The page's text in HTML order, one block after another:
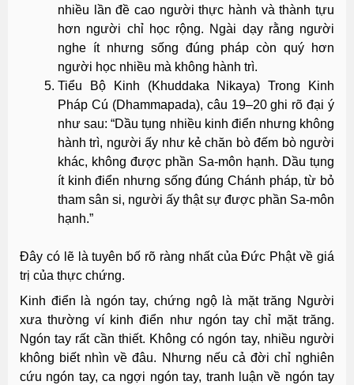
nhiều lần đề cao người thực hành và thành tựu
hơn người chỉ học rộng. Ngài dạy rằng người
nghe ít nhưng sống đúng pháp còn quý hơn
người học nhiều mà không hành trì.
Tiểu Bộ Kinh (Khuddaka Nikaya) Trong Kinh
Pháp Cú (Dhammapada), câu 19–20 ghi rõ đại ý
như sau: “Dầu tụng nhiều kinh điển nhưng không
hành trì, người ấy như kẻ chăn bò đếm bò người
khác, không được phần Sa-môn hạnh. Dầu tụng
ít kinh điển nhưng sống đúng Chánh pháp, từ bỏ
tham sân si, người ấy thật sự được phần Sa-môn
hạnh.”
Đây có lẽ là tuyên bố rõ ràng nhất của Đức Phật về giá
trị của thực chứng.
Kinh điển là ngón tay, chứng ngộ là mặt trăng Người
xưa thường ví kinh điển như ngón tay chỉ mặt trăng.
Ngón tay rất cần thiết. Không có ngón tay, nhiều người
không biết nhìn về đâu. Nhưng nếu cả đời chỉ nghiên
cứu ngón tay, ca ngợi ngón tay, tranh luận về ngón tay